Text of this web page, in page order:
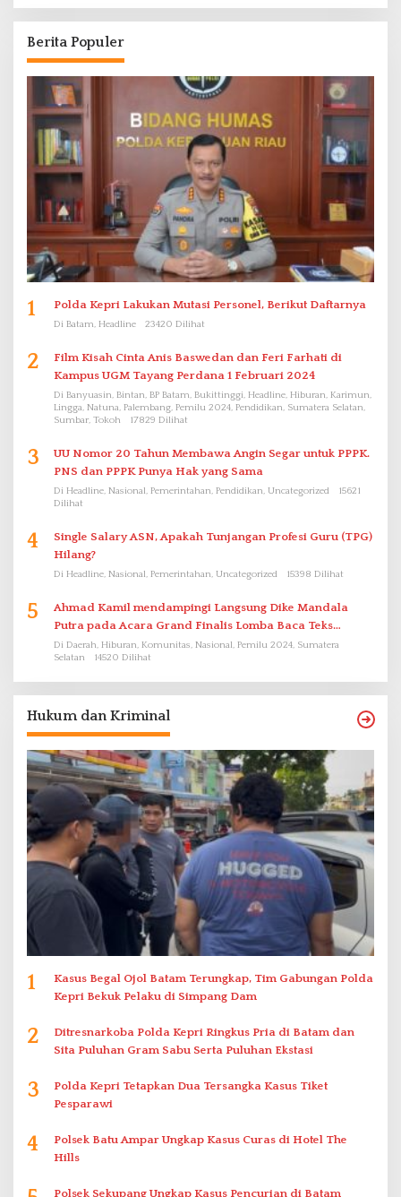
Berita Populer
1 Polda Kepri Lakukan Mutasi Personel, Berikut Daftarnya
Di Batam, Headline 23420 Dilihat
2
Film Kisah Cinta Anis Baswedan dan Feri Farhati di
Kampus UGM Tayang Perdana 1 Februari 2024
Di Banyuasin, Bintan, BP Batam, Bukittinggi, Headline, Hiburan, Karimun,
Lingga, Natuna, Palembang, Pemilu 2024, Pendidikan, Sumatera Selatan,
Sumbar, Tokoh
17829 Dilihat
3
UU Nomor 20 Tahun Membawa Angin Segar untuk PPPK.
PNS dan PPPK Punya Hak yang Sama
Di Headline, Nasional, Pemerintahan, Pendidikan, Uncategorized
15621
Dilihat
4
Single Salary ASN, Apakah Tunjangan Profesi Guru (TPG)
Hilang?
Di Headline, Nasional, Pemerintahan, Uncategorized 15398 Dilihat
5
Ahmad Kamil mendampingi Langsung Dike Mandala
Putra pada Acara Grand Finalis Lomba Baca Teks
Proklamasi Mirip Bung Karno di Bali
Di Daerah, Hiburan, Komunitas, Nasional, Pemilu 2024, Sumatera
Selatan
14520 Dilihat
Hukum dan Kriminal
1
Kasus Begal Ojol Batam Terungkap, Tim Gabungan Polda
Kepri Bekuk Pelaku di Simpang Dam
2
Ditresnarkoba Polda Kepri Ringkus Pria di Batam dan
Sita Puluhan Gram Sabu Serta Puluhan Ekstasi
3
Polda Kepri Tetapkan Dua Tersangka Kasus Tiket
Pesparawi
4
Polsek Batu Ampar Ungkap Kasus Curas di Hotel The
Hills
Polsek Sekupang Ungkap Kasus Pencurian di Batam